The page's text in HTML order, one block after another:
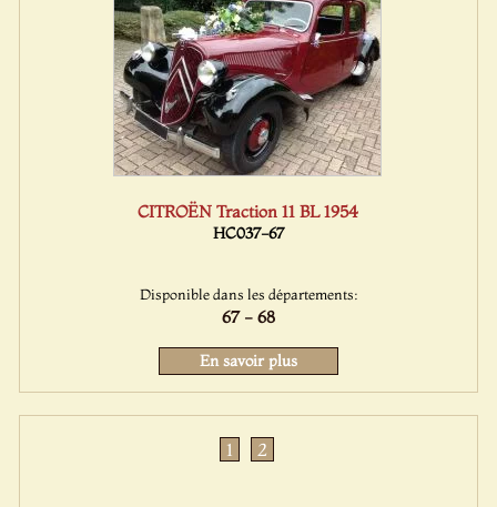
CITROËN Traction 11 BL 1954
HC037-67
Disponible dans les départements:
67 - 68
En savoir plus
1 2